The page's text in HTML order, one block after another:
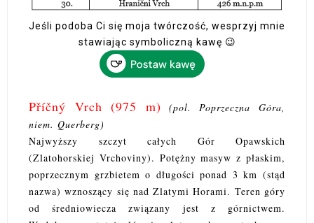
Jeśli podoba Ci się moja twórczość, wesprzyj mnie
stawiając symboliczną kawę 😉
Příčný Vrch (975 m)
(pol. Poprzeczna Góra,
niem. Querberg)
Najwyższy szczyt całych Gór Opawskich
(Zlatohorskiej Vrchoviny). Potężny masyw z płaskim,
poprzecznym grzbietem o długości ponad 3 km (stąd
nazwa) wznoszący się nad Zlatymi Horami. Teren góry
od średniowiecza związany jest z górnictwem.